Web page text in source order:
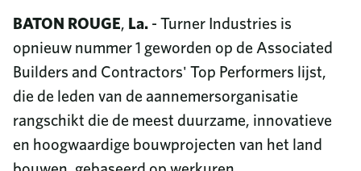
BATON ROUGE, La. - Turner Industries is
opnieuw nummer 1 geworden op de Associated
Builders and Contractors' Top Performers lijst,
die de leden van de aannemersorganisatie
rangschikt die de meest duurzame, innovatieve
en hoogwaardige bouwprojecten van het land